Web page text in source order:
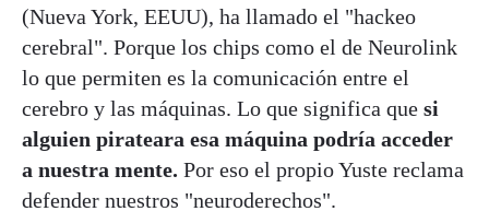
(Nueva York, EEUU), ha llamado el "hackeo
cerebral". Porque los chips como el de Neurolink
lo que permiten es la comunicación entre el
cerebro y las máquinas. Lo que significa que si
alguien pirateara esa máquina podría acceder
a nuestra mente. Por eso el propio Yuste reclama
defender nuestros "neuroderechos".